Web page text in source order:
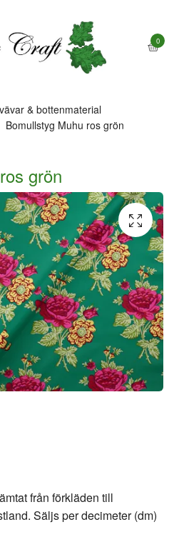
0
& bottenmaterial
Bomullstyg Muhu ros grön
grön
från förkläden till
Säljs per decimeter (dm)